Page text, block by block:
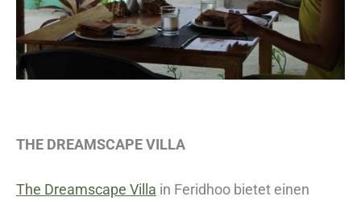
THE DREAMSCAPE VILLA
The Dreamscape Villa in Feridhoo bietet einen